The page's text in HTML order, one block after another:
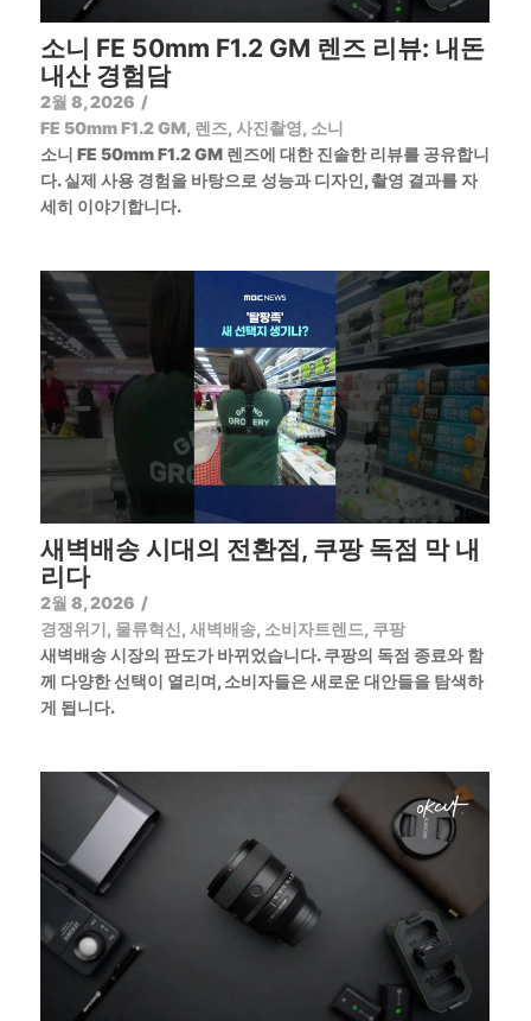
소니 FE 50mm F1.2 GM 렌즈 리뷰: 내돈
내산 경험담
2월 8, 2026 /
FE 50mm F1.2 GM, 렌즈, 사진촬영, 소니
소니 FE 50mm F1.2 GM 렌즈에 대한 진솔한 리뷰를 공유합니
다. 실제 사용 경험을 바탕으로 성능과 디자인, 촬영 결과를 자
세히 이야기합니다.
새벽배송 시대의 전환점, 쿠팡 독점 막 내
리다
2월 8, 2026 /
경쟁위기, 물류혁신, 새벽배송, 소비자트렌드, 쿠팡
새벽배송 시장의 판도가 바뀌었습니다. 쿠팡의 독점 종료와 함
께 다양한 선택이 열리며, 소비자들은 새로운 대안들을 탐색하
게 됩니다.